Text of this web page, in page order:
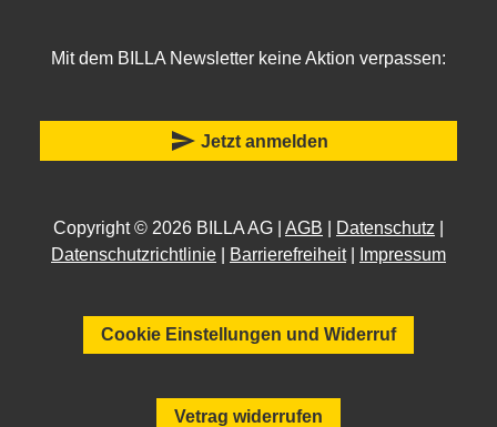
Mit dem BILLA Newsletter keine Aktion verpassen:
send Jetzt anmelden
Copyright © 2026 BILLA AG | AGB Datenschutz
Datenschutzrichtlinie
Barrierefreiheit| Impressum
Cookie Einstellungen und Widerruf
Vetrag widerrufen